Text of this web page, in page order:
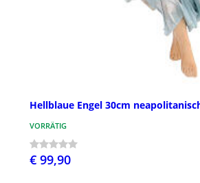
Hellblaue Engel 30cm
VORRÄTIG
€ 99,90